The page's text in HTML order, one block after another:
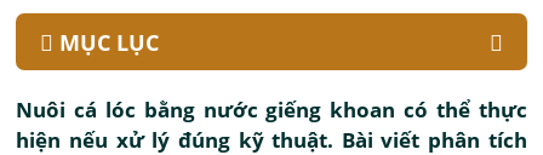
MỤC LỤC
Nuôi cá lóc bằng nước giếng khoan có thể thực
hiện nếu xử lý đúng kỹ thuật. Bài viết phân tích